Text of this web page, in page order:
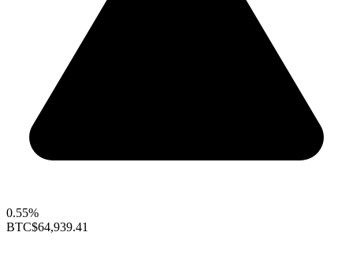
0.55%
BTC$64,939.41